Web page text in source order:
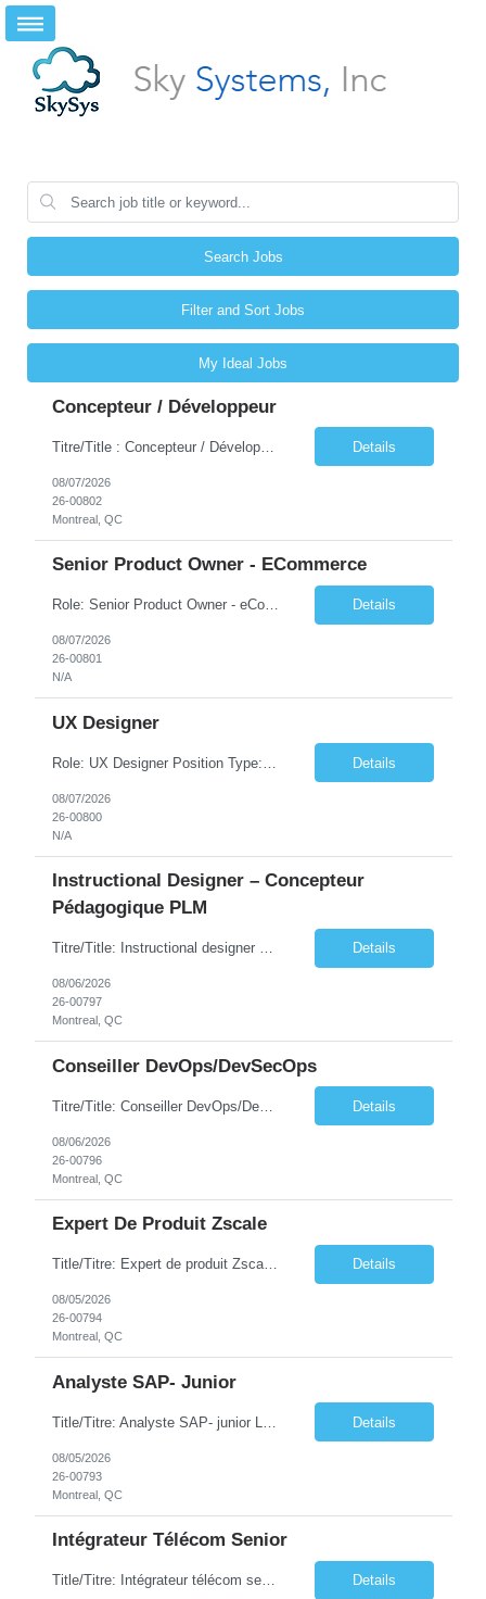
Search Jobs
Filter and Sort Jobs
My Ideal Jobs
Concepteur / Développeur
Titre/Title : Concepteur / Développeur — Designer / Developer Durée/Duration : Jusqu'au 31 décembre 2027 – 40 heures/semaine — Until December 31, 2027 – 40 hours/week Lieu/Location : Montréal, centre-ville – Présentiel obligatoire 2 jours/semaine — Downtown Montreal – Mandatory on-site presence 2 days/week ... Details
08/07/2026
26-00802
Montreal, QC
Senior Product Owner - ECommerce
Role: Senior Product Owner - eCommerce Position Type: Full-Time Contract (40hrs/week) Contract Duration: 6 months (possibly long term) Work Hours: PST hours preferred (flex as long as committed to core hours of 7am-2pm PST) Work Schedule: 8 hours/day (Mon-Fri) Location: 100% Remote (Candidates can work from anywhere in LATAM) Team Overview This is a highly collaborative role, partne... Details
08/07/2026
26-00801
N/A
UX Designer
Details
08/07/2026
26-00800
N/A
Instructional Designer – Concepteur
Pédagogique PLM
Titre/Title: Instructional designer – Concepteur pédagogique PLM/ Instructional Designer – PLM Educational Content Designer Lieu/Location: Montréal– Présentiel obligatoire 2 jours/semaine / Montreal – On-site mandatory 2 days/week Durée/Duration: Au 31 Décembre 2026 - possibilité de renouvellement 40 heures/semaine / Decemb... Details
08/06/2026
26-00797
Montreal, QC
Conseiller DevOps/DevSecOps
Titre/Title: Conseiller DevOps/DevSecOps / DevOps/DevSecOps Advisor Lieu/Location: Montréal centre-ville – Présentiel obligatoire 2 jours/semaine / Downtown Montreal – On-site mandatory 2 days/week Durée/Duration: 1 an avec forte possibilité de renouvellement – 37.5 heures/semaine / 1 year with strong possibility of renewal – 37.5 hours/we... Details
08/06/2026
26-00796
Montreal, QC
Expert De Produit Zscale
Title/Titre: Expert de produit Zscaler/ Zscaler Product Expert Location/Lieu: Downtown Montréal / Montréal, centre-ville – 2 jours par semaine présentiel 2 days/week onsite Duration/Durée: 31 dec 2027/ December 31, 2027– 37.5 hours per week / 37.5 heures par semaine Le candidat doit posséder les qualifications suivantes : Requis Di... Details
08/05/2026
26-00794
Montreal, QC
Analyste SAP- Junior
Details
08/05/2026
26-00793
Montreal, QC
Intégrateur Télécom Senior
Title/Titre: Intégrateur télécom senior / Senior Telecommunications Integrator Location/Lieu: Downtown Montréal / Montréal, centre-ville – 2-3 jours par semaine présentiel/2-3 days/week onsite Duration/Durée: 6 months with possibility of renewal / 6 mois avec possibilité de renouvellement – 37.5 hours per week / 37,5 heures pa... Details